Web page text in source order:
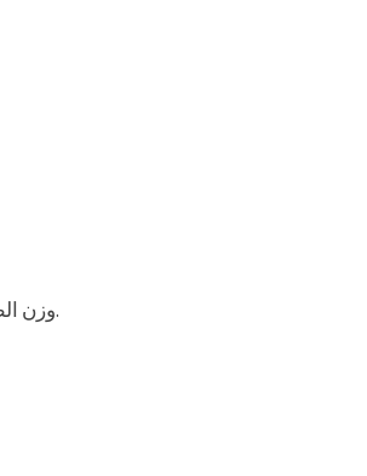
وزن الطاولة حوالي 70 كجم.